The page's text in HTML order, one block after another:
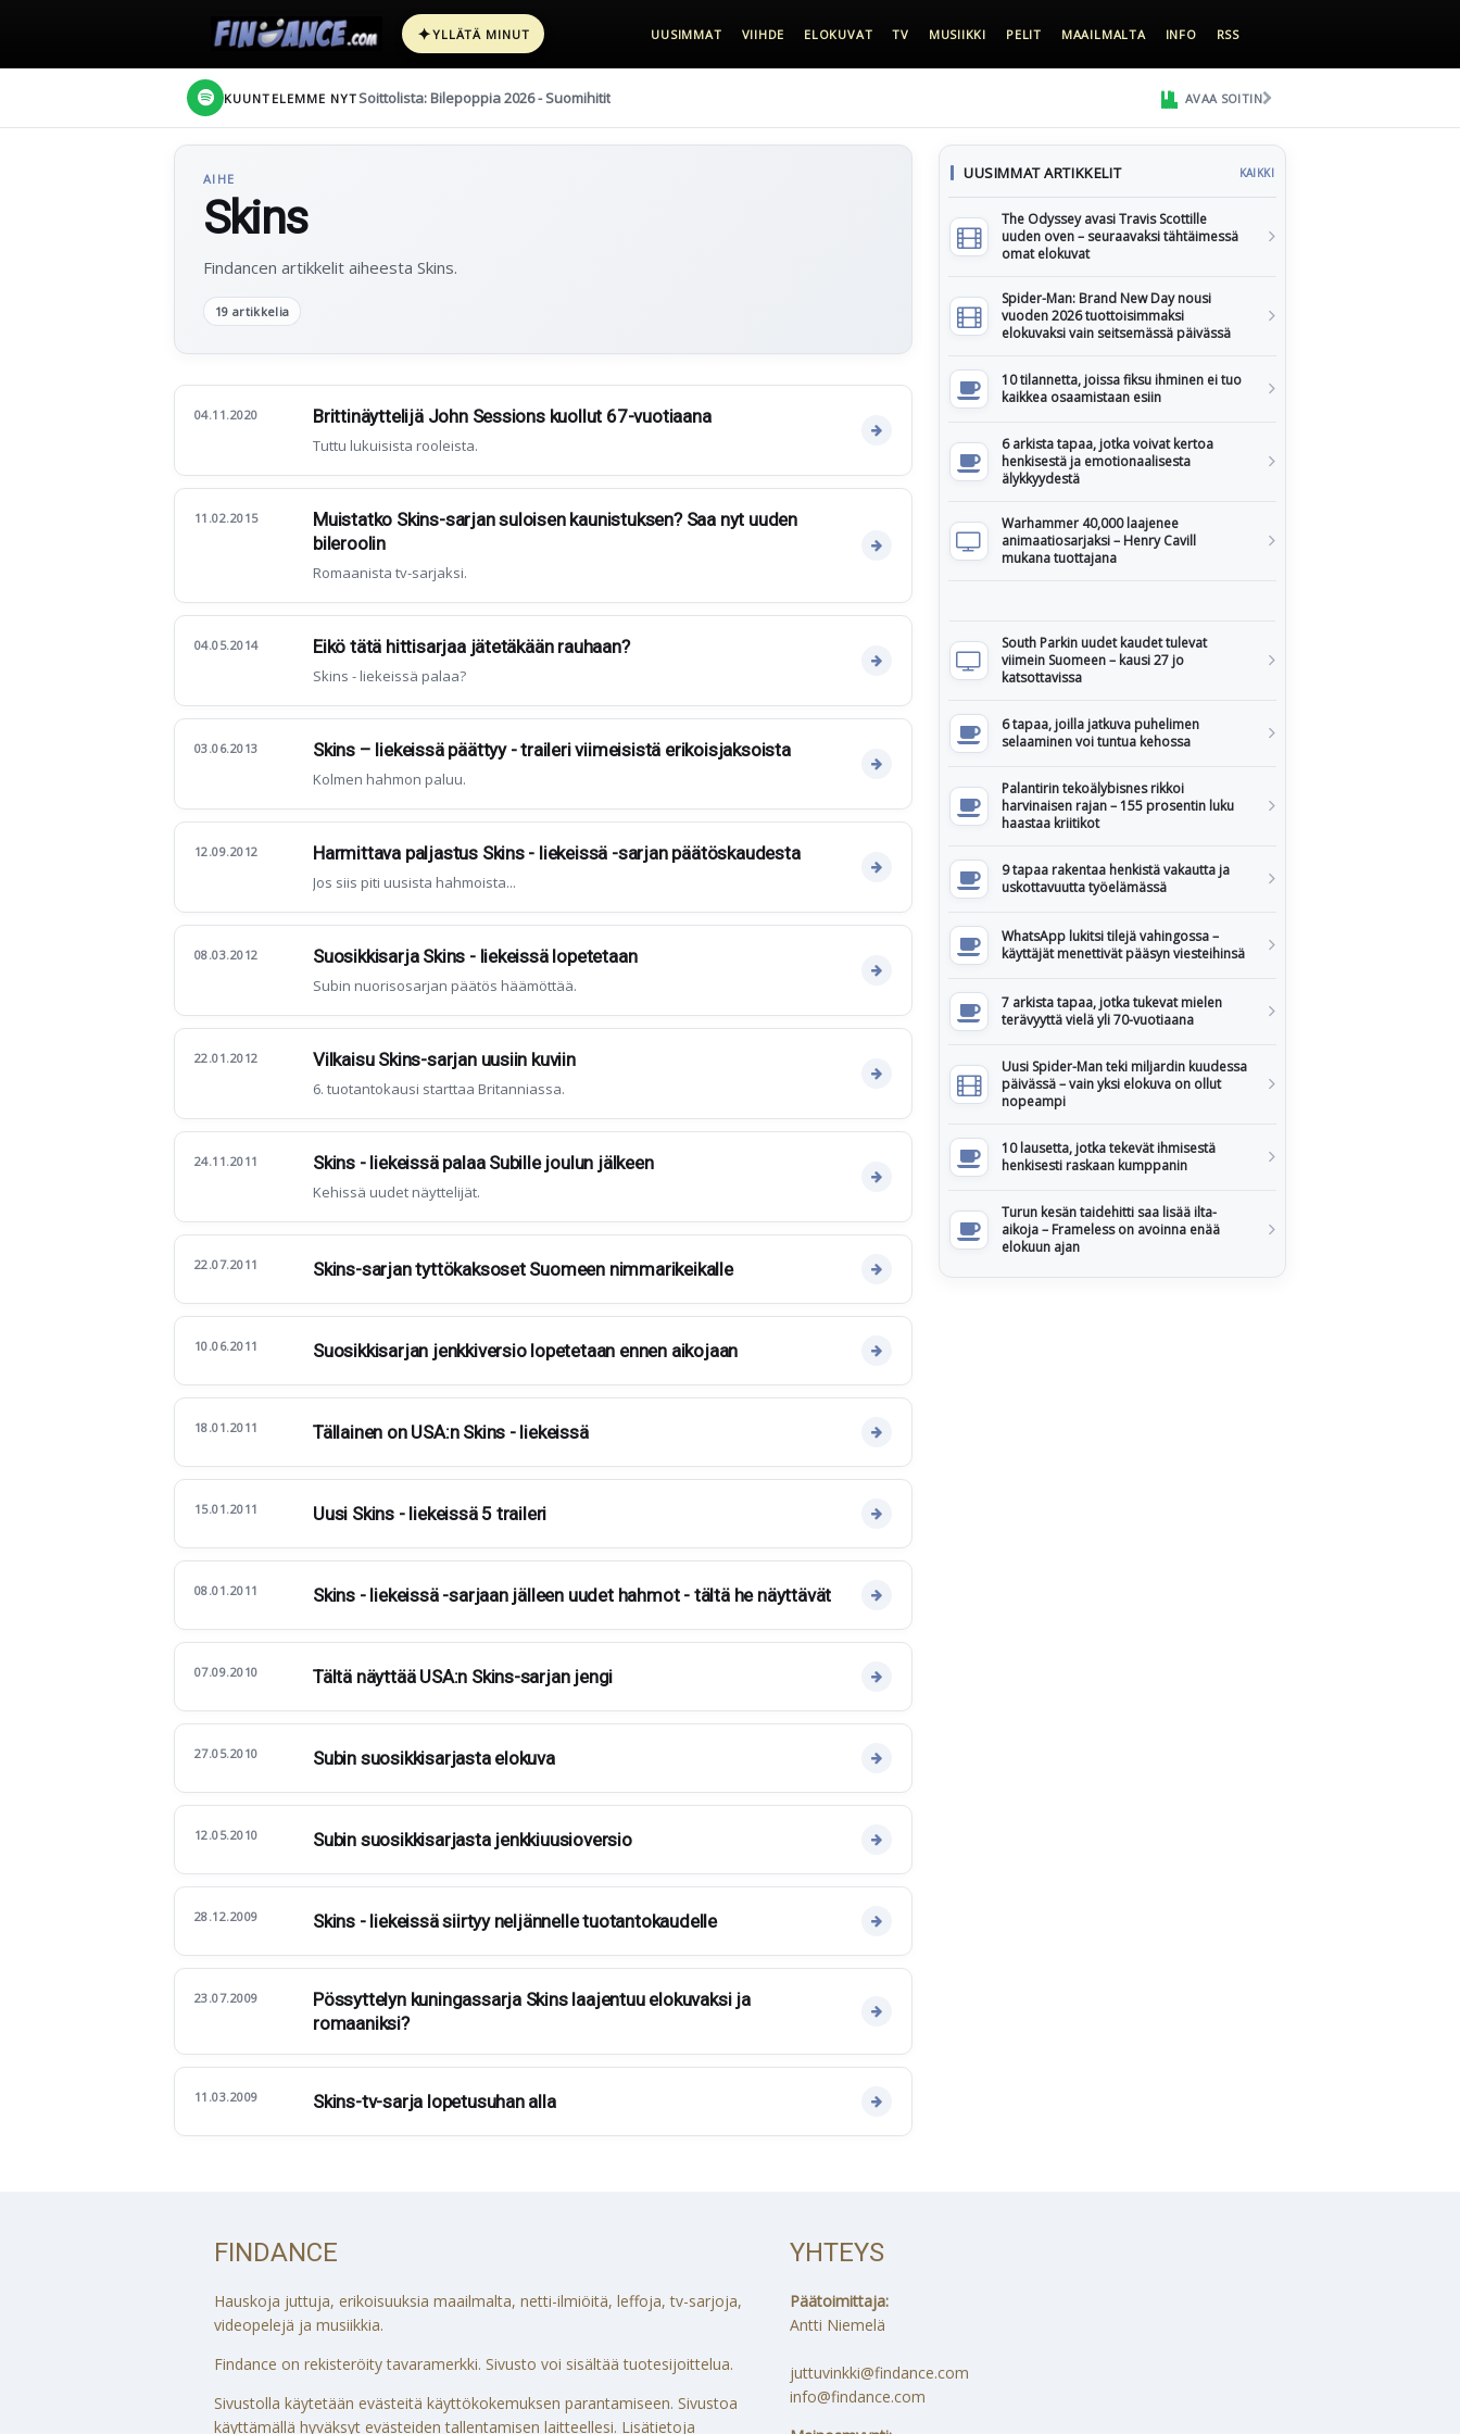
✦YLLÄTÄ MINUT UUSIMMAT VIIHDE ELOKUVAT TV MUSIIKKI PELIT MAAILMALTA INFO RSS
KUUNTELEMME NYT Soittolista: Bilepoppia 2026 - Suomihitit AVAA SOITIN
AIHE
Skins
Findancen artikkelit aiheesta Skins.
19 artikkelia
04.11.2020 Brittinäyttelijä John Sessions kuollut 67-vuotiaana
Tuttu lukuisista rooleista.
11.02.2015
Muistatko Skins-sarjan suloisen kaunistuksen? Saa nyt uuden
bileroolin
Romaanista tv-sarjaksi.
04.05.2014 Eikö tätä hittisarjaa jätetäkään rauhaan?
Skins - liekeissä palaa?
03.06.2013 Skins – liekeissä päättyy - traileri viimeisistä erikoisjaksoista
Kolmen hahmon paluu.
12.09.2012 Harmittava paljastus Skins - liekeissä -sarjan päätöskaudesta
Jos siis piti uusista hahmoista...
08.03.2012 Suosikkisarja Skins - liekeissä lopetetaan
Subin nuorisosarjan päätös häämöttää.
22.01.2012 Vilkaisu Skins-sarjan uusiin kuviin
6. tuotantokausi starttaa Britanniassa.
24.11.2011 Skins - liekeissä palaa Subille joulun jälkeen
Kehissä uudet näyttelijät.
22.07.2011 Skins-sarjan tyttökaksoset Suomeen nimmarikeikalle
10.06.2011 Suosikkisarjan jenkkiversio lopetetaan ennen aikojaan
18.01.2011 Tällainen on USA:n Skins - liekeissä
15.01.2011 Uusi Skins - liekeissä 5 traileri
08.01.2011 Skins - liekeissä -sarjaan jälleen uudet hahmot - tältä he näyttävät
07.09.2010 Tältä näyttää USA:n Skins-sarjan jengi
27.05.2010 Subin suosikkisarjasta elokuva
12.05.2010 Subin suosikkisarjasta jenkkiuusioversio
28.12.2009 Skins - liekeissä siirtyy neljännelle tuotantokaudelle
23.07.2009
Pössyttelyn kuningassarja Skins laajentuu elokuvaksi ja
romaaniksi?
11.03.2009 Skins-tv-sarja lopetusuhan alla
UUSIMMAT ARTIKKELIT KAIKKI
The Odyssey avasi Travis Scottille
uuden oven – seuraavaksi tähtäimessä
omat elokuvat
Spider-Man: Brand New Day nousi
vuoden 2026 tuottoisimmaksi
elokuvaksi vain seitsemässä päivässä
10 tilannetta, joissa fiksu ihminen ei tuo
kaikkea osaamistaan esiin
6 arkista tapaa, jotka voivat kertoa
henkisestä ja emotionaalisesta
älykkyydestä
Warhammer 40,000 laajenee
animaatiosarjaksi – Henry Cavill
mukana tuottajana
South Parkin uudet kaudet tulevat
viimein Suomeen – kausi 27 jo
katsottavissa
6 tapaa, joilla jatkuva puhelimen
selaaminen voi tuntua kehossa
Palantirin tekoälybisnes rikkoi
harvinaisen rajan – 155 prosentin luku
haastaa kriitikot
9 tapaa rakentaa henkistä vakautta ja
uskottavuutta työelämässä
WhatsApp lukitsi tilejä vahingossa –
käyttäjät menettivät pääsyn viesteihinsä
7 arkista tapaa, jotka tukevat mielen
terävyyttä vielä yli 70-vuotiaana
Uusi Spider-Man teki miljardin kuudessa
päivässä – vain yksi elokuva on ollut
nopeampi
10 lausetta, jotka tekevät ihmisestä
henkisesti raskaan kumppanin
Turun kesän taidehitti saa lisää ilta-
aikoja – Frameless on avoinna enää
elokuun ajan
FINDANCE
Hauskoja juttuja, erikoisuuksia maailmalta, netti-ilmiöitä, leffoja, tv-sarjoja,
videopelejä ja musiikkia.
Findance on rekisteröity tavaramerkki. Sivusto voi sisältää tuotesijoittelua.
Sivustolla käytetään evästeitä käyttökokemuksen parantamiseen. Sivustoa
käyttämällä hyväksyt evästeiden tallentamisen laitteellesi. Lisätietoja
YHTEYS
Päätoimittaja:
Antti Niemelä
juttuvinkki@findance.com
info@findance.com